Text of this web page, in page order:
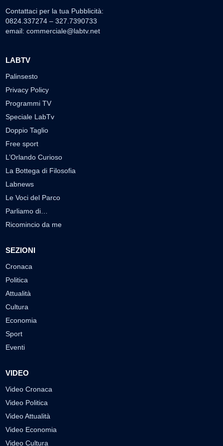
Contattaci per la tua Pubblicità:
0824.337274 – 327.7390733
email: commerciale@labtv.net
LABTV
Palinsesto
Privacy Policy
Programmi TV
Speciale LabTv
Doppio Taglio
Free sport
L’Orlando Curioso
La Bottega di Filosofia
Labnews
Le Voci del Parco
Parliamo di…
Ricomincio da me
SEZIONI
Cronaca
Politica
Attualità
Cultura
Economia
Sport
Eventi
VIDEO
Video Cronaca
Video Politica
Video Attualità
Video Economia
Video Cultura